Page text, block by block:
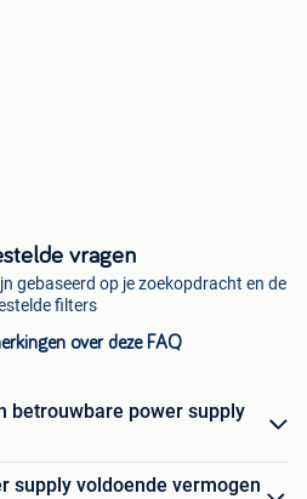
vragen
gebaseerd op je zoekopdracht en de
filters
over deze FAQ
betrouwbare power supply
supply voldoende vermogen